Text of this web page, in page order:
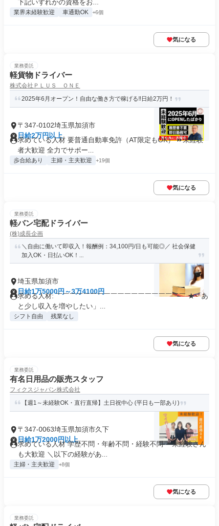
下記いずれかの資格をお...
業界未経験歓迎 車通勤OK +6個
気になる
業務委託
軽貨物ドライバー
株式会社ＰＬＵＳ ＯＮＥ
2025年6月オープン！自由な働き方で稼げる‼日給2万円！
〒347-0102埼玉県加須市
日給2万円以上
求めている人材 要普通自動車免許（AT限定もOK） ⏩未経験
者大歓迎 全力でサポー...
歩合給あり 主婦・主夫歓迎 +19個
気になる
業務委託
軽バン宅配ドライバー
(株)成長企画
＼自由に働いて即収入！報酬例：34,100円/日も可能◎／ 社会保健
加入OK・日払いOK！...
埼玉県加須市
日給1万5000円～3万4100円
求める人材: ￣￣￣￣￣￣￣￣￣￣￣￣￣￣￣￣￣￣￣ ★「あ
と少し収入を増やしたい」...
シフト自由 残業なし
気になる
業務委託
有名日用品の販売スタッフ
フィクスジャパン株式会社
【週1～未経験OK・直行直帰】土日祝中心 (平日も一部あり)
〒347-0063埼玉県加須市久下
日給1万2000円以上
求めている人材 学歴不問・年齢不問・経験不問 ＊未経験さん
も大歓迎 ＼以下の経験があ...
主婦・主夫歓迎 +8個
気になる
業務委託